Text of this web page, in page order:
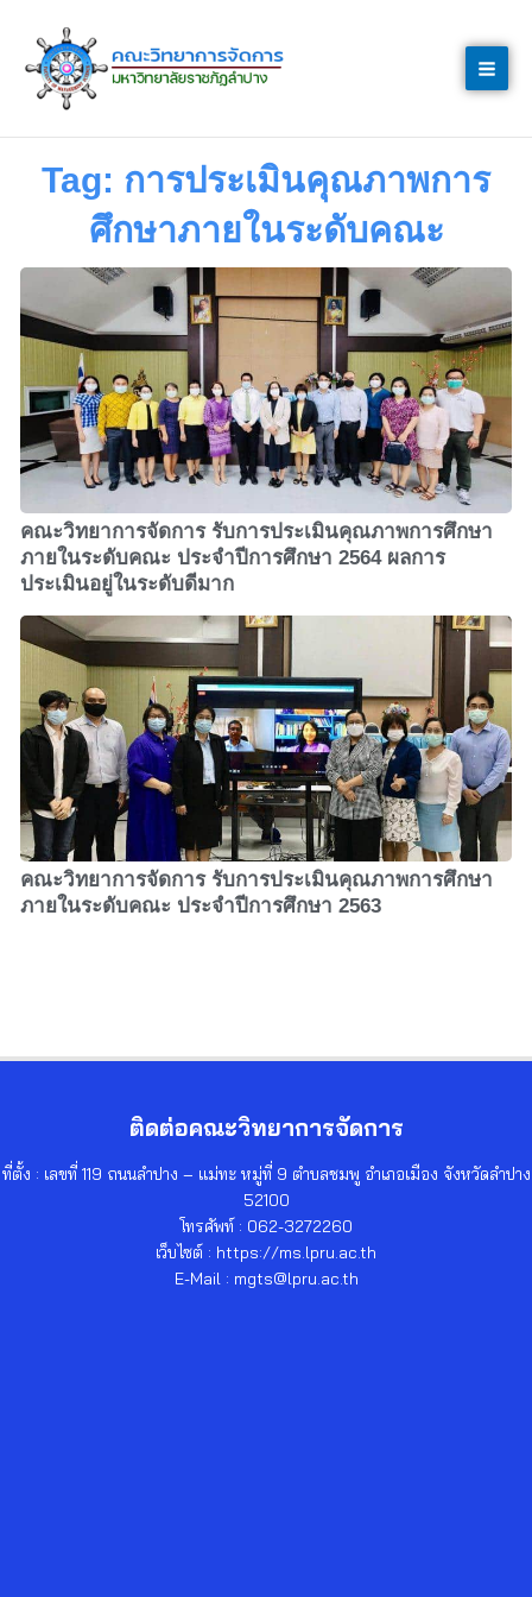
content
Tag: การประเมินคุณภาพการ
ศึกษาภายในระดับคณะ
คณะวิทยาการจัดการ รับการประเมินคุณภาพการศึกษา
ภายในระดับคณะ ประจำปีการศึกษา 2564 ผลการ
ประเมินอยู่ในระดับดีมาก
คณะวิทยาการจัดการ รับการประเมินคุณภาพการศึกษา
ภายในระดับคณะ ประจำปีการศึกษา 2563
ติดต่อคณะวิทยาการจัดการ
ที่ตั้ง : เลขที่ 119 ถนนลำปาง – แม่ทะ หมู่ที่ 9 ตำบลชมพู อำเภอเมือง จังหวัดลำปาง
52100
โทรศัพท์ : 062-3272260
เว็บไซต์ : https://ms.lpru.ac.th
E-Mail : mgts@lpru.ac.th